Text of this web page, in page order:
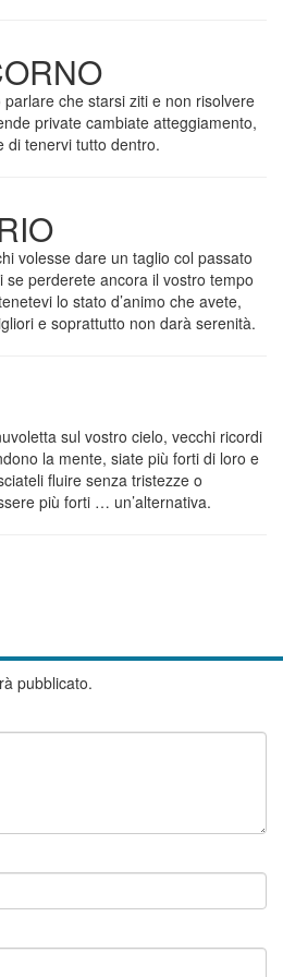
parlare che starsi ziti e non risolvere
private cambiate atteggiamento,
di tenervi tutto dentro.
volesse dare un taglio col passato
perderete ancora il vostro tempo
lo stato d’animo che avete,
e soprattutto non darà serenità.
sul vostro cielo, vecchi ricordi
la mente, siate più forti di loro e
fluire senza tristezze o
più forti … un’alternativa.
pubblicato.